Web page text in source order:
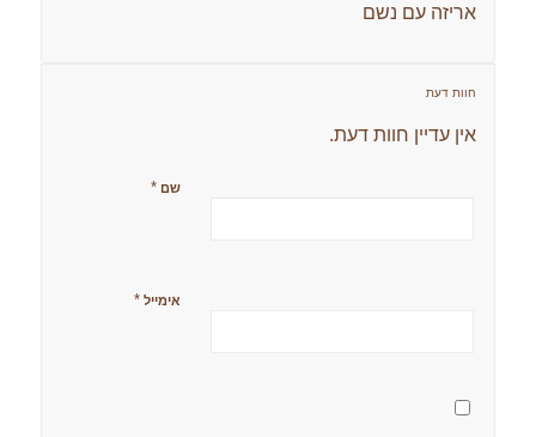
אריזה עם נשם
חוות דעת
אין עדיין חוות דעת.
שם *
אימייל *